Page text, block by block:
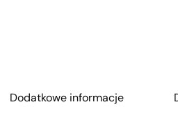
Dodatkowe informacje